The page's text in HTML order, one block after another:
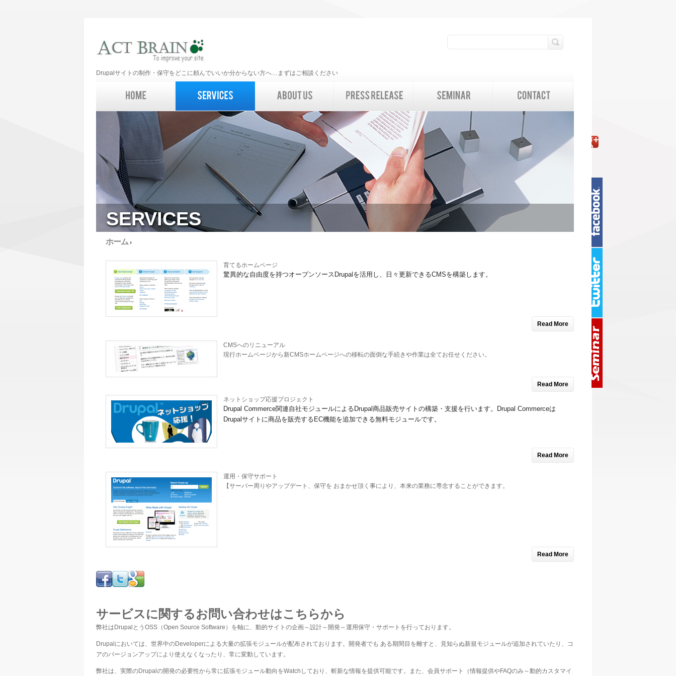
Drupalサイトの制作・保守をどこに頼んでいいか分からない方へ…まずはご相談ください
SERVICES
ホーム›
育てるホームページ
驚異的な自由度を持つオープンソースDrupalを活用し、日々更新できるCMSを構築します。
Read More
CMSへのリニューアル
現行ホームページから新CMSホームページへの移転の面倒な手続きや作業は全てお任せください。
Read More
ネットショップ応援プロジェクト
Drupal Commerce関連自社モジュールによるDrupal商品販売サイトの構築・支援を行います。Drupal Commerceは
Drupalサイトに商品を販売するEC機能を追加できる無料モジュールです。
Read More
運用・保守サポート
【サーバー周りやアップデート、保守を おまかせ頂く事により、本来の業務に専念することができます。
Read More
サービスに関するお問い合わせはこちらから
弊社はDrupalとうOSS（Open Source Software）を軸に、動的サイトの企画～設計～開発～運用保守・サポートを行っております。
Drupalにおいては、世界中のDeveloperによる大量の拡張モジュールが配布されております。開発者でも ある期間目を離すと、見知らぬ新規モジュールが追加されていたり、コ
アのバージョンアップにより使えなくなったり、常に変動しています。
弊社は、実際のDrupalの開発の必要性から常に拡張モジュール動向をWatchしており、斬新な情報を提供可能です。また、会員サポート（情報提供やFAQのみ～動的カスタマイ